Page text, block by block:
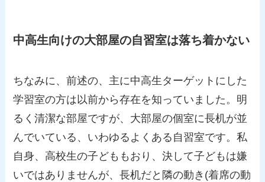
中高生向けの大部屋の自習室は落ち着かない
ちなみに、前述の、主に中高生ターゲットにした
学習室の方は以前から存在を知っていました。明
るく清潔な部屋ですが、大部屋の個室に長机が並
んでいている、いわゆるよくある自習室です。私
自身、高校生の子どももおり、決して子どもは嫌
いではありませんが、長机だと隣の動き(着席の動